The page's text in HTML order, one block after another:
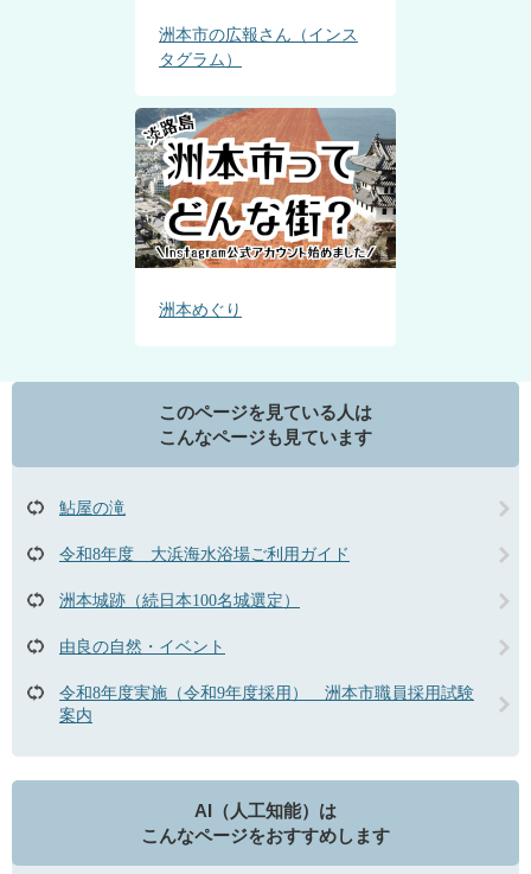
洲本市の広報さん（インス
タグラム）
洲本めぐり
このページを見ている人は
こんなページも見ています
鮎屋の滝
令和8年度 大浜海水浴場ご利用ガイド
洲本城跡（続日本100名城選定）
由良の自然・イベント
令和8年度実施（令和9年度採用） 洲本市職員採用試験
案内
AI（人工知能）は
こんなページをおすすめします